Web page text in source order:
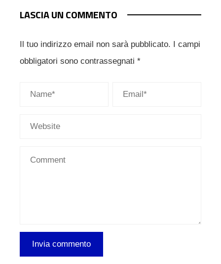
LASCIA UN COMMENTO
Il tuo indirizzo email non sarà pubblicato. I campi
obbligatori sono contrassegnati *